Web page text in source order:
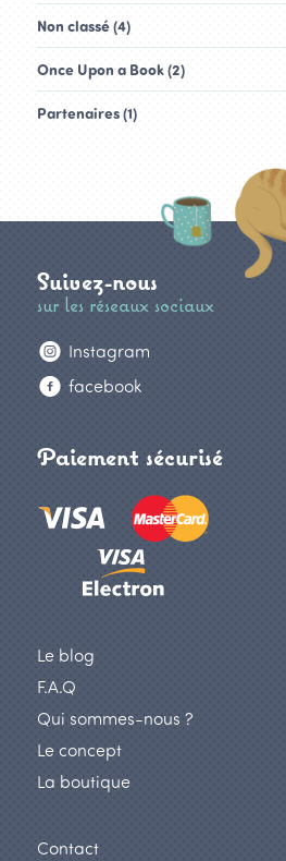
Non classé (4)
Once Upon a Book (2)
Partenaires (1)
Suivez-nous
sur les réseaux sociaux
Instagram
facebook
Paiement sécurisé
Le blog
F.A.Q
Qui sommes-nous ?
Le concept
La boutique
Contact